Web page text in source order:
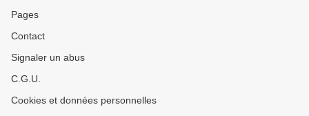
Pages
Contact
Signaler un abus
C.G.U.
Cookies et données personnelles